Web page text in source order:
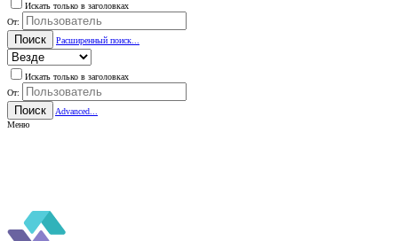
Искать только в заголовках
От:
Поиск Расширенный поиск...
Искать только в заголовках
От:
Поиск
Advanced...
Меню